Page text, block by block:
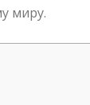
миру.